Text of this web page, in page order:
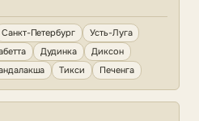
Санкт-Петербург
Усть-Луга
Дудинка
Диксон
Тикси Печенга